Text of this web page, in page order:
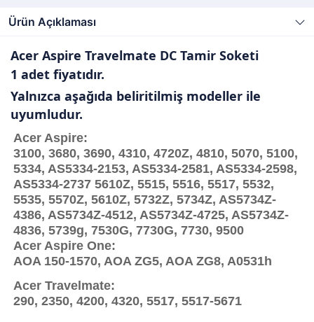
Ürün Açıklaması
Acer Aspire Travelmate DC Tamir Soketi
1 adet fiyatıdır.
Yalnızca aşağıda beliritilmiş modeller ile
uyumludur.
Acer Aspire:
3100, 3680, 3690, 4310, 4720Z, 4810, 5070, 5100,
5334, AS5334-2153, AS5334-2581, AS5334-2598,
AS5334-2737 5610Z, 5515, 5516, 5517, 5532,
5535, 5570Z, 5610Z, 5732Z, 5734Z, AS5734Z-
4386, AS5734Z-4512, AS5734Z-4725, AS5734Z-
4836, 5739g, 7530G, 7730G, 7730, 9500
Acer Aspire One:
AOA 150-1570, AOA ZG5, AOA ZG8, A0531h
Acer Travelmate:
290, 2350, 4200, 4320, 5517, 5517-5671